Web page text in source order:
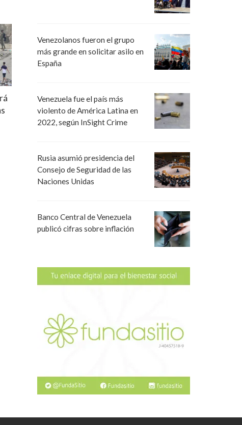
Venezolanos fueron el grupo
más grande en solicitar asilo en
España
Venezuela fue el país más
violento de América Latina en
2022, según InSight Crime
Rusia asumió presidencia del
Consejo de Seguridad de las
Naciones Unidas
Banco Central de Venezuela
publicó cifras sobre inflación